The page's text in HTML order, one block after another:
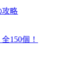
攻略
150個！